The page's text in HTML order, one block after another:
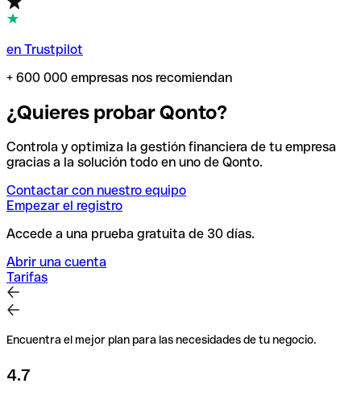
en Trustpilot
+ 600 000 empresas nos recomiendan
¿Quieres probar Qonto?
Controla y optimiza la gestión financiera de tu empresa
gracias a la solución todo en uno de Qonto.
Contactar con nuestro equipo
Empezar el registro
Accede a una prueba gratuita de 30 días.
Abrir una cuenta
Tarifas
Encuentra el mejor plan para las necesidades de tu negocio.
4.7